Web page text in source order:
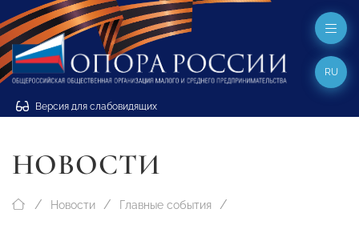
Версия для слабовидящих
RU
НОВОСТИ
Новости Главные события